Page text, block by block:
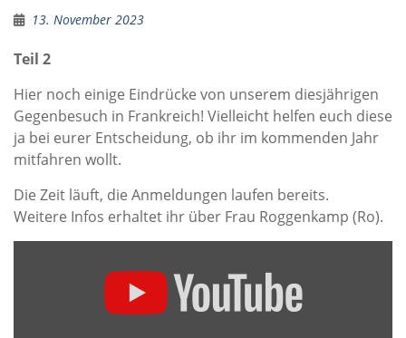
13. November 2023
Teil 2
Hier noch einige Eindrücke von unserem diesjährigen
Gegenbesuch in Frankreich! Vielleicht helfen euch diese
ja bei eurer Entscheidung, ob ihr im kommenden Jahr
mitfahren wollt.
Die Zeit läuft, die Anmeldungen laufen bereits.
Weitere Infos erhaltet ihr über Frau Roggenkamp (Ro).